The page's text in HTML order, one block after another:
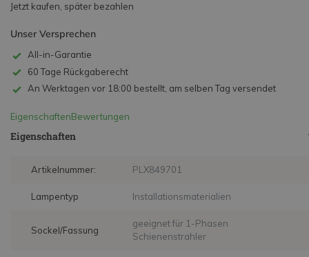
Jetzt kaufen, später bezahlen
Unser Versprechen
All-in-Garantie
60 Tage Rückgaberecht
An Werktagen vor 18:00 bestellt, am selben Tag versendet
EigenschaftenBewertungen
Eigenschaften
Artikelnummer: PLX849701
Lampentyp Installationsmaterialien
Sockel/Fassung
geeignet für 1-Phasen
Schienenstrahler